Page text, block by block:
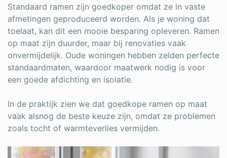
Standaard ramen zijn goedkoper omdat ze in vaste
afmetingen geproduceerd worden. Als je woning dat
toelaat, kan dit een mooie besparing opleveren. Ramen
op maat zijn duurder, maar bij renovaties vaak
onvermijdelijk. Oude woningen hebben zelden perfecte
standaardmaten, waardoor maatwerk nodig is voor
een goede afdichting en isolatie.
In de praktijk zien we dat goedkope ramen op maat
vaak alsnog de beste keuze zijn, omdat ze problemen
zoals tocht of warmteverlies vermijden.